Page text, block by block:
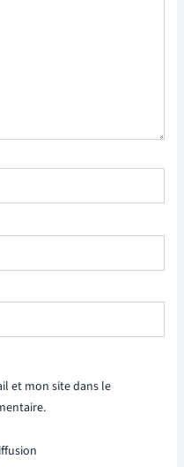
et mon site dans le